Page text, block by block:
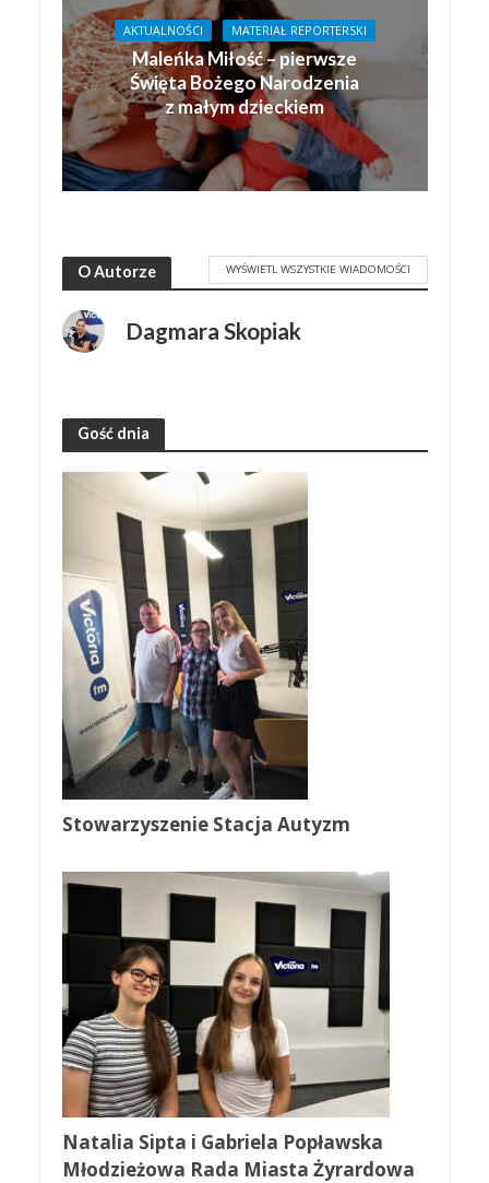
AKTUALNOŚCI MATERIAŁ REPORTERSKI
Maleńka Miłość – pierwsze
Święta Bożego Narodzenia
z małym dzieckiem
O Autorze WYŚWIETL WSZYSTKIE WIADOMOŚCI
Dagmara Skopiak
Gość dnia
Stowarzyszenie Stacja Autyzm
Natalia Sipta i Gabriela Popławska
Młodzieżowa Rada Miasta Żyrardowa